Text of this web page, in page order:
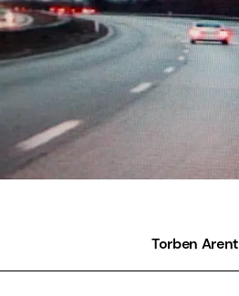
Torben Arent